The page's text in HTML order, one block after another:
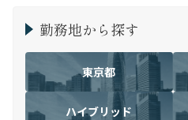
勤務地から探す
東京都
ハイブリッド